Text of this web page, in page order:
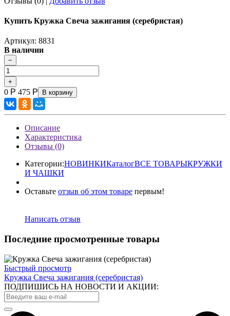
Купить Кружка Свеча зажигания (серебристая)
Артикул: 8831
В наличии
0 Р 475 Р В корзину
Описание
Характеристика
Отзывы (0)
Категории:HОВИНКИКаталогВСЕ ТОВАРЫКРУЖКИ
И ЧАШКИ
Оставьте отзыв об этом товаре первым!
Написать отзыв
Последние просмотренные товары
Быстрый просмотр
Кружка Свеча зажигания (серебристая)
ПОДПИШИСЬ НА НОВОСТИ И АКЦИИ: